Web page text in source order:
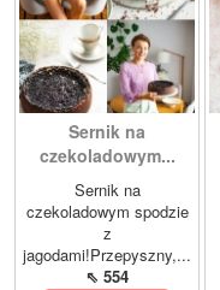
Sernik na
czekoladowym...
Sernik na
czekoladowym spodzie
z
jagodami!Przepyszny,...
⇖ 554